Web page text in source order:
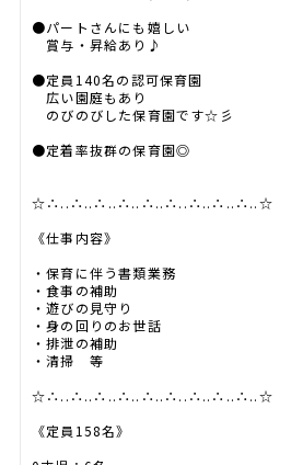
●パートさんにも嬉しい
賞与・昇給あり♪
●定員140名の認可保育園
広い園庭もあり
のびのびした保育園です☆彡
●定着率抜群の保育園◎
☆∴..∴..∴..∴..∴..∴..∴..∴..∴..☆
《仕事内容》
・保育に伴う書類業務
・食事の補助
・遊びの見守り
・身の回りのお世話
・排泄の補助
・清掃 等
☆∴..∴..∴..∴..∴..∴..∴..∴..∴..☆
《定員158名》